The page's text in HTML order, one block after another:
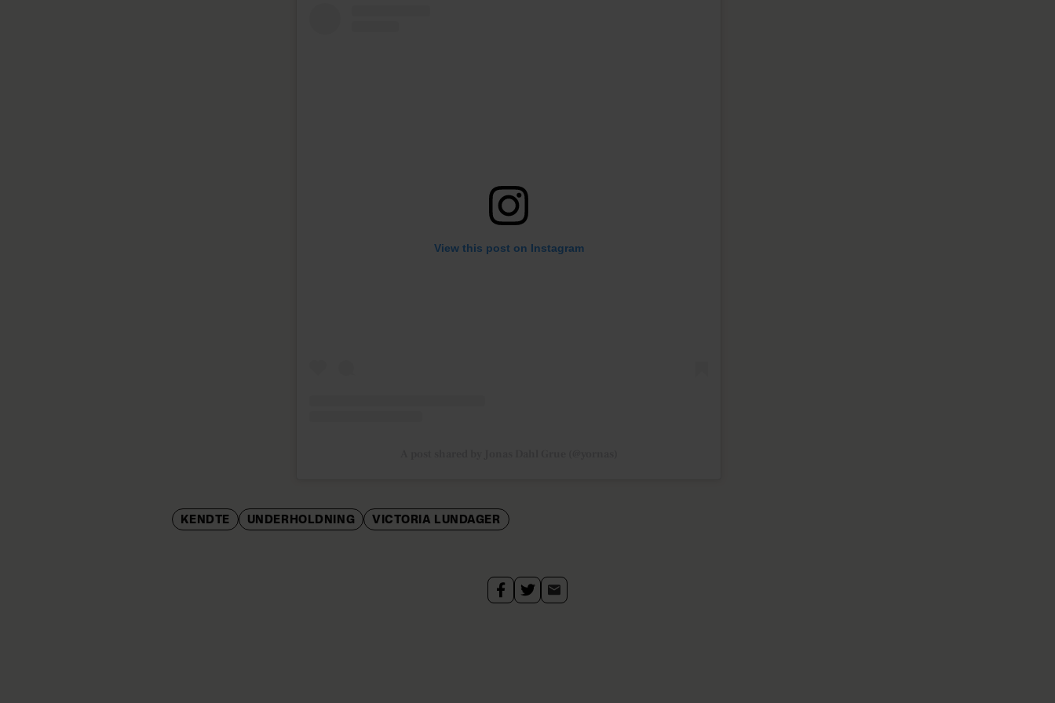
View this post on Instagram
KENDTE UNDERHOLDNING VICTORIA LUNDAGER